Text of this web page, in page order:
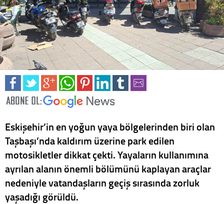
Eskişehir’in en yoğun yaya bölgelerinden biri olan
Taşbaşı’nda kaldırım üzerine park edilen
motosikletler dikkat çekti. Yayaların kullanımına
ayrılan alanın önemli bölümünü kaplayan araçlar
nedeniyle vatandaşların geçiş sırasında zorluk
yaşadığı görüldü.